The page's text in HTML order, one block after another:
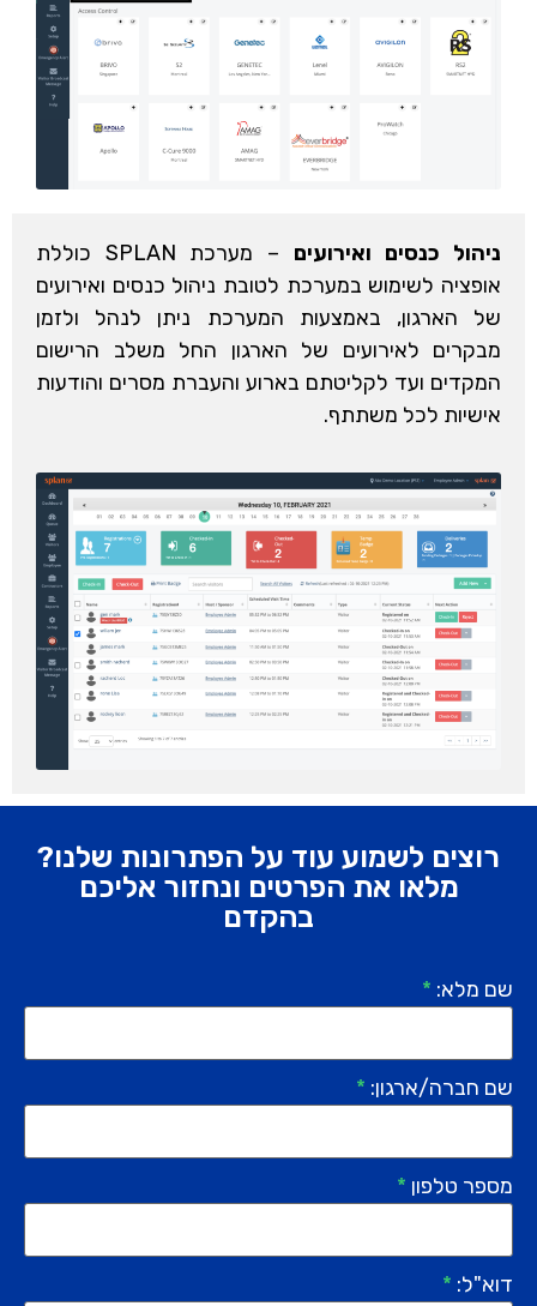
ניהול כנסים ואירועים
– מערכת SPLAN כוללת
אופציה לשימוש במערכת לטובת ניהול כנסים ואירועים
של הארגון, באמצעות המערכת ניתן לנהל ולזמן
מבקרים לאירועים של הארגון החל משלב הרישום
המקדים ועד לקליטתם בארוע והעברת מסרים והודעות
אישיות לכל משתתף.
רוצים לשמוע עוד על הפתרונות שלנו?
מלאו את הפרטים ונחזור אליכם
בהקדם
שם מלא: *
שם חברה/ארגון: *
מספר טלפון *
דוא"ל: *